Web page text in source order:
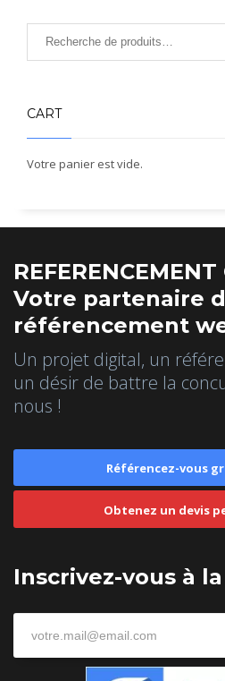
CART
Votre panier est vide.
REFERENCEMENT
Votre partenaire
référencement
Un projet digital, un
un désir de battre la
nous !
Référencez-vous
Obtenez un devis
Inscrivez-vous à